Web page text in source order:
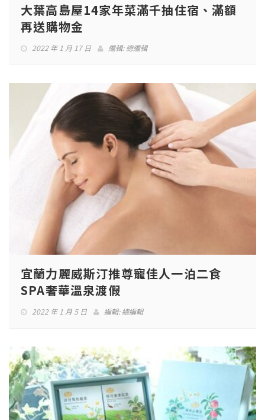
大葉高島屋14家年菜滿千抽住宿、滿額
再送購物金
2022 年 1 月 17 日 編輯:總編輯
宜蘭力麗威斯汀推尊寵佳人一泊二食
SPA奢華溫泉渡假
2022 年 1 月 5 日 編輯:總編輯